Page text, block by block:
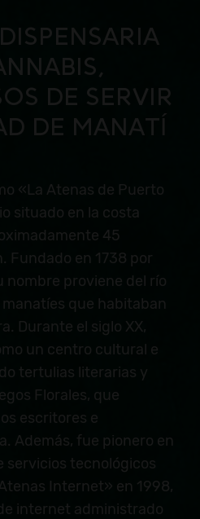
DE SERVIR
DE MANATÍ
«La Atenas de Puerto
situado en la costa
45
Fundado en 1738 por
nombre proviene del río
que habitaban
Durante el siglo XX,
un centro cultural e
tertulias literarias y
Florales, que
escritores e
Además, fue pionero en
servicios tecnológicos
Internet» en 1998,
internet administrado